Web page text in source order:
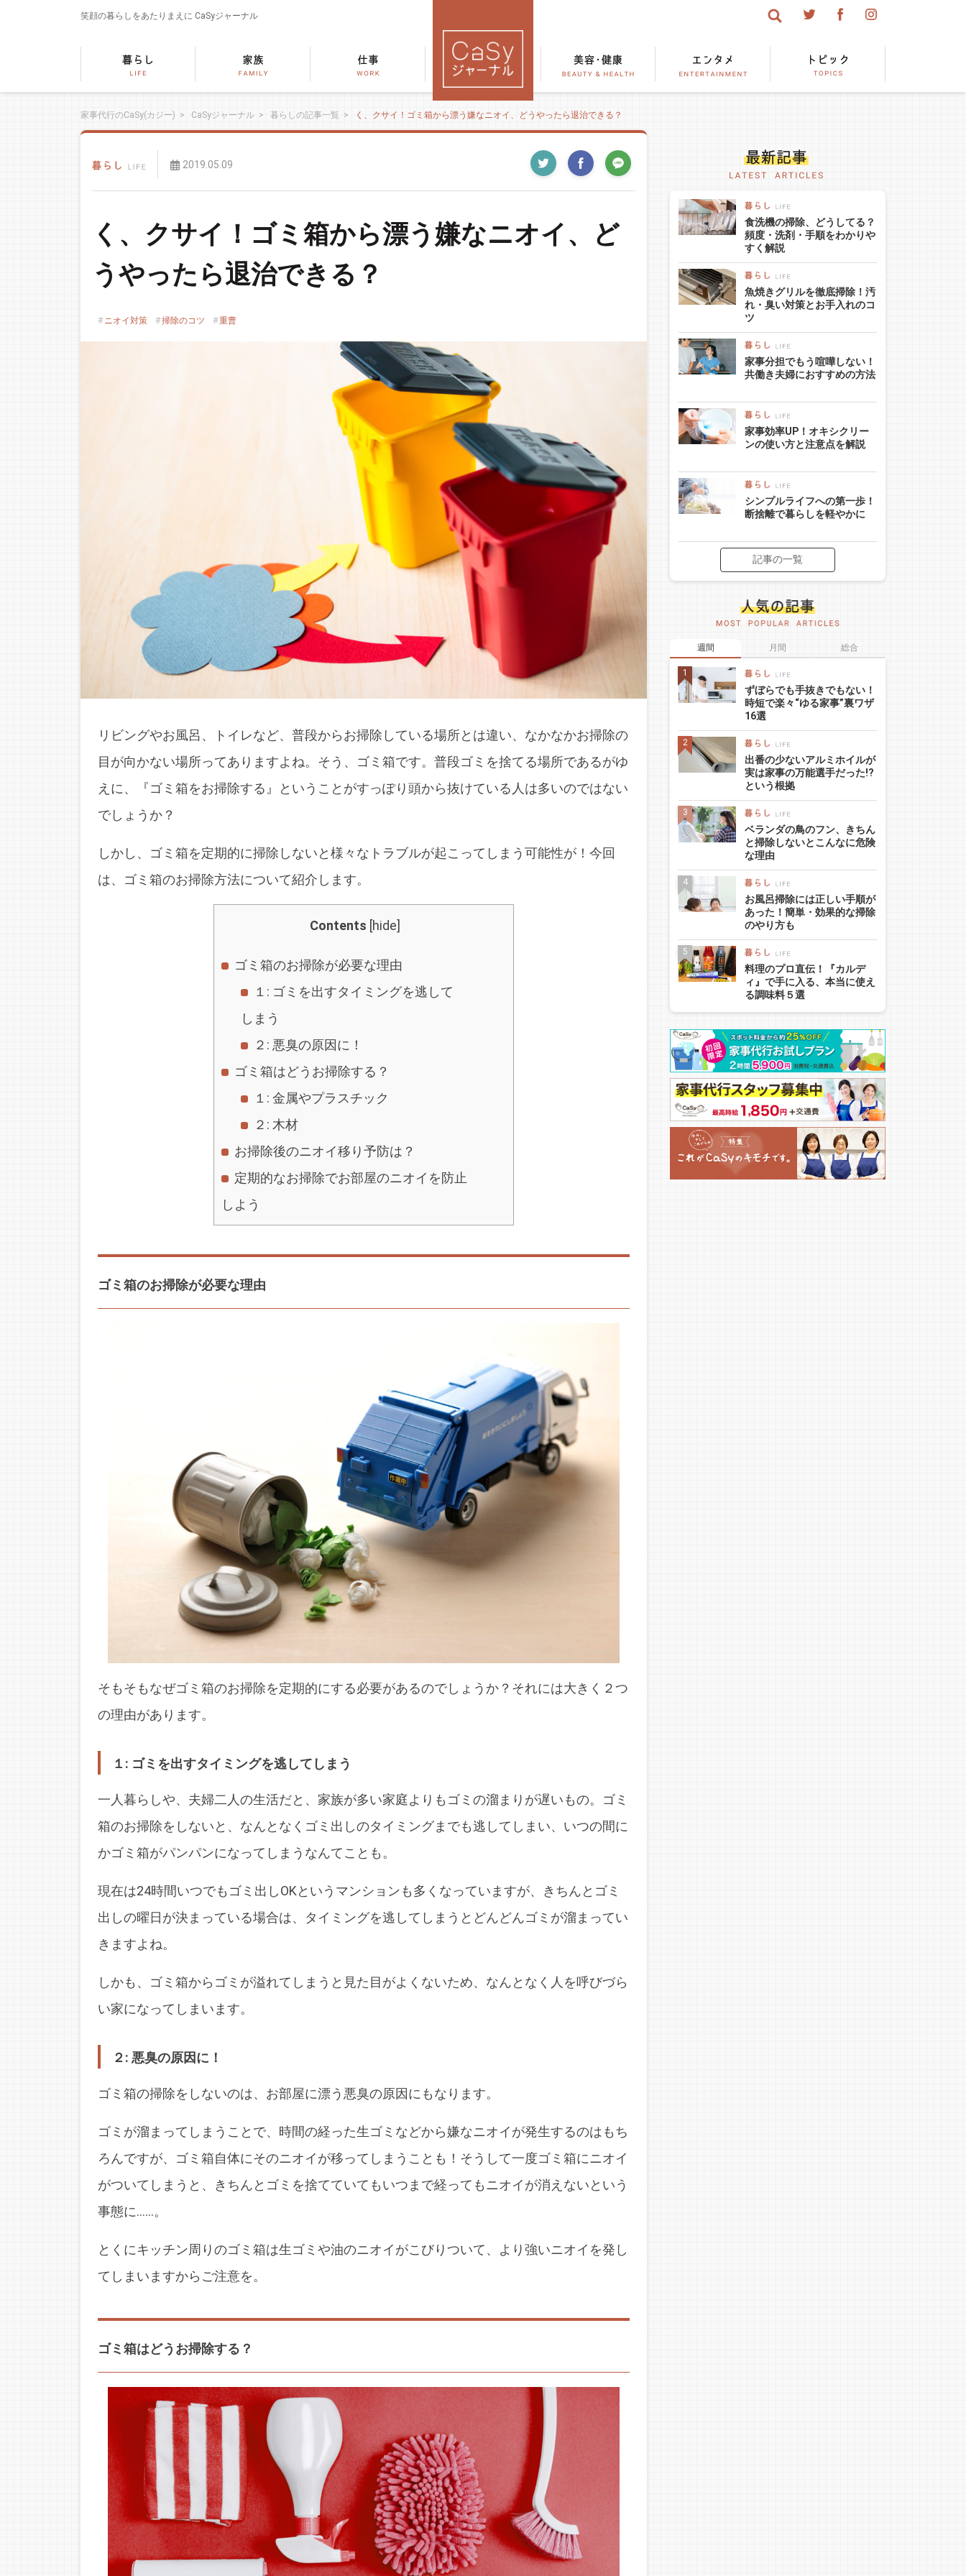
笑顔の暮らしをあたりまえに CaSyジャーナル
家事代行のCaSy(カジー) > CaSyジャーナル > 暮らしの記事一覧 > く、クサイ！ゴミ箱から漂う嫌なニオイ、どうやったら退治できる？
2019.05.09
く、クサイ！ゴミ箱から漂う嫌なニオイ、ど
うやったら退治できる？
ニオイ対策 掃除のコツ 重曹
リビングやお風呂、トイレなど、普段からお掃除している場所とは違い、なかなかお掃除の
目が向かない場所ってありますよね。そう、ゴミ箱です。普段ゴミを捨てる場所であるがゆ
えに、『ゴミ箱をお掃除する』ということがすっぽり頭から抜けている人は多いのではない
でしょうか？
しかし、ゴミ箱を定期的に掃除しないと様々なトラブルが起こってしまう可能性が！今回
は、ゴミ箱のお掃除方法について紹介します。
Contents [hide]
ゴミ箱のお掃除が必要な理由
１: ゴミを出すタイミングを逃して
しまう
２: 悪臭の原因に！
ゴミ箱はどうお掃除する？
１: 金属やプラスチック
２: 木材
お掃除後のニオイ移り予防は？
定期的なお掃除でお部屋のニオイを防止
しよう
ゴミ箱のお掃除が必要な理由
そもそもなぜゴミ箱のお掃除を定期的にする必要があるのでしょうか？それには大きく２つ
の理由があります。
１: ゴミを出すタイミングを逃してしまう
一人暮らしや、夫婦二人の生活だと、家族が多い家庭よりもゴミの溜まりが遅いもの。ゴミ
箱のお掃除をしないと、なんとなくゴミ出しのタイミングまでも逃してしまい、いつの間に
かゴミ箱がパンパンになってしまうなんてことも。
現在は24時間いつでもゴミ出しOKというマンションも多くなっていますが、きちんとゴミ
出しの曜日が決まっている場合は、タイミングを逃してしまうとどんどんゴミが溜まってい
きますよね。
しかも、ゴミ箱からゴミが溢れてしまうと見た目がよくないため、なんとなく人を呼びづら
い家になってしまいます。
２: 悪臭の原因に！
ゴミ箱の掃除をしないのは、お部屋に漂う悪臭の原因にもなります。
ゴミが溜まってしまうことで、時間の経った生ゴミなどから嫌なニオイが発生するのはもち
ろんですが、ゴミ箱自体にそのニオイが移ってしまうことも！そうして一度ゴミ箱にニオイ
がついてしまうと、きちんとゴミを捨てていてもいつまで経ってもニオイが消えないという
事態に……。
とくにキッチン周りのゴミ箱は生ゴミや油のニオイがこびりついて、より強いニオイを発し
てしまいますからご注意を。
ゴミ箱はどうお掃除する？
食洗機の掃除、どうしてる？
頻度・洗剤・手順をわかりや
すく解説
魚焼きグリルを徹底掃除！汚
れ・臭い対策とお手入れのコ
ツ
家事分担でもう喧嘩しない！
共働き夫婦におすすめの方法
家事効率UP！オキシクリー
ンの使い方と注意点を解説
シンプルライフへの第一歩！
断捨離で暮らしを軽やかに
記事の一覧
週間 月間 総合
ずぼらでも手抜きでもない！
時短で楽々“ゆる家事”裏ワザ
16選
出番の少ないアルミホイルが
実は家事の万能選手だった!?
という根拠
ベランダの鳥のフン、きちん
と掃除しないとこんなに危険
な理由
お風呂掃除には正しい手順が
あった！簡単・効果的な掃除
のやり方も
料理のプロ直伝！『カルデ
ィ』で手に入る、本当に使え
る調味料５選